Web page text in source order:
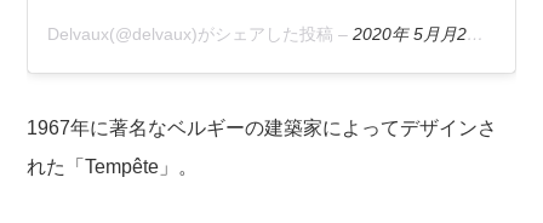
Delvaux(@delvaux)がシェアした投稿 –2020年 5月月2日午前4時41分PDT
1967年に著名なベルギーの建築家によってデザインさ
れた「Tempête」。